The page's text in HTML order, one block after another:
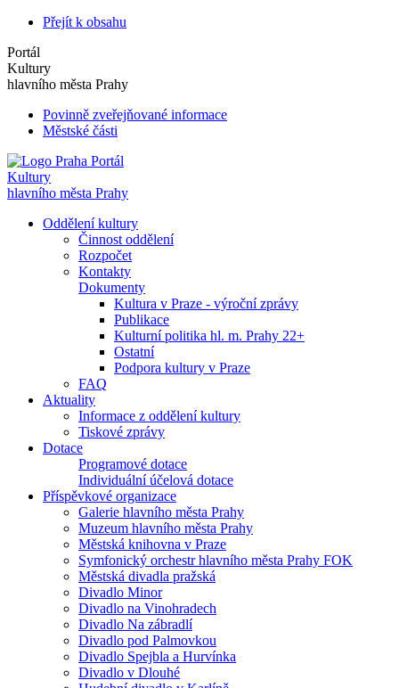
Přejít k obsahu
Portál
Kultury
hlavního města Prahy
Povinně zveřejňované informace
Městské části
Portál
Kultury
hlavního města Prahy
Oddělení kultury
Činnost oddělení
Rozpočet
Kontakty
Dokumenty
Kultura v Praze - výroční zprávy
Publikace
Kulturní politika hl. m. Prahy 22+
Ostatní
Podpora kultury v Praze
FAQ
Aktuality
Informace z oddělení kultury
Tiskové zprávy
Dotace
Programové dotace
Individuální účelová dotace
Příspěvkové organizace
Galerie hlavního města Prahy
Muzeum hlavního města Prahy
Městská knihovna v Praze
Symfonický orchestr hlavního města Prahy FOK
Městská divadla pražská
Divadlo Minor
Divadlo na Vinohradech
Divadlo Na zábradlí
Divadlo pod Palmovkou
Divadlo Spejbla a Hurvínka
Divadlo v Dlouhé